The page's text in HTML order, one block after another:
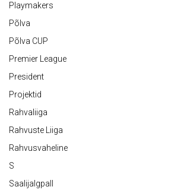
Playmakers
Põlva
Põlva CUP
Premier League
President
Projektid
Rahvaliiga
Rahvuste Liiga
Rahvusvaheline
S
Saalijalgpall